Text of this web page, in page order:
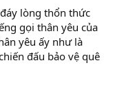
lòng thổn thức
gọi thân yêu của
yêu ấy như là
đấu bảo vệ quê